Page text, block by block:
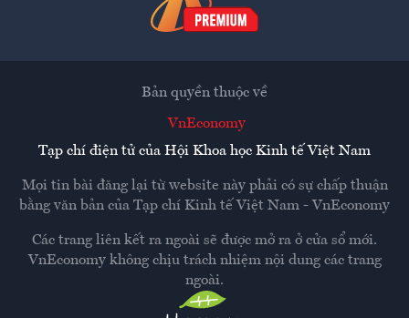
Bản quyền thuộc về
VnEconomy
Tạp chí điện tử của Hội Khoa học Kinh tế Việt Nam
Mọi tin bài đăng lại từ website này phải có sự chấp thuận
bằng văn bản của Tạp chí Kinh tế Việt Nam - VnEconomy
Các trang liên kết ra ngoài sẽ được mở ra ở cửa sổ mới.
VnEconomy không chịu trách nhiệm nội dung các trang
ngoài.